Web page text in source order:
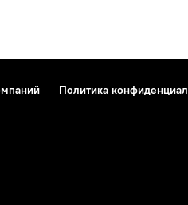
Политика